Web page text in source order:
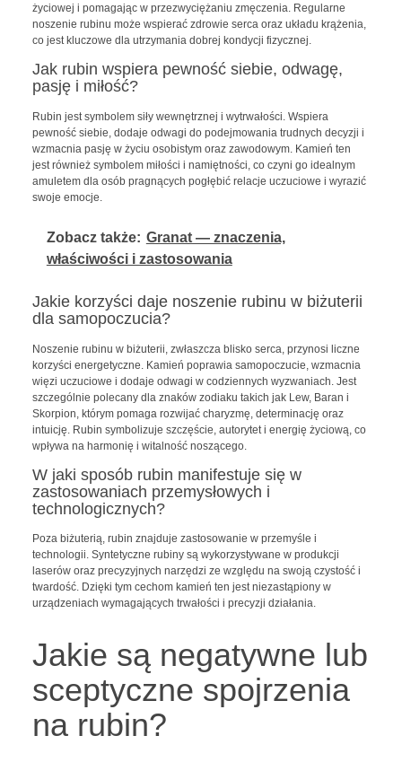
życiowej i pomagając w przezwyciężaniu zmęczenia. Regularne
noszenie rubinu może wspierać zdrowie serca oraz układu krążenia,
co jest kluczowe dla utrzymania dobrej kondycji fizycznej.
Jak rubin wspiera pewność siebie, odwagę,
pasję i miłość?
Rubin jest symbolem siły wewnętrznej i wytrwałości. Wspiera
pewność siebie, dodaje odwagi do podejmowania trudnych decyzji i
wzmacnia pasję w życiu osobistym oraz zawodowym. Kamień ten
jest również symbolem miłości i namiętności, co czyni go idealnym
amuletem dla osób pragnących pogłębić relacje uczuciowe i wyrazić
swoje emocje.
Zobacz także: Granat — znaczenia,
właściwości i zastosowania
Jakie korzyści daje noszenie rubinu w biżuterii
dla samopoczucia?
Noszenie rubinu w biżuterii, zwłaszcza blisko serca, przynosi liczne
korzyści energetyczne. Kamień poprawia samopoczucie, wzmacnia
więzi uczuciowe i dodaje odwagi w codziennych wyzwaniach. Jest
szczególnie polecany dla znaków zodiaku takich jak Lew, Baran i
Skorpion, którym pomaga rozwijać charyzmę, determinację oraz
intuicję. Rubin symbolizuje szczęście, autorytet i energię życiową, co
wpływa na harmonię i witalność noszącego.
W jaki sposób rubin manifestuje się w
zastosowaniach przemysłowych i
technologicznych?
Poza biżuterią, rubin znajduje zastosowanie w przemyśle i
technologii. Syntetyczne rubiny są wykorzystywane w produkcji
laserów oraz precyzyjnych narzędzi ze względu na swoją czystość i
twardość. Dzięki tym cechom kamień ten jest niezastąpiony w
urządzeniach wymagających trwałości i precyzji działania.
Jakie są negatywne lub
sceptyczne spojrzenia
na rubin?